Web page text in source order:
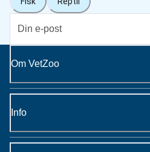
Om VetZoo
Info